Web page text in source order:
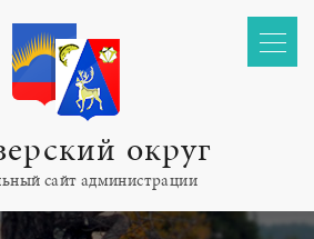
округ
сайт администрации